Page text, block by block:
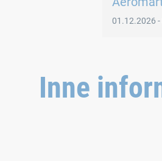
01.12.2026 -
Inne